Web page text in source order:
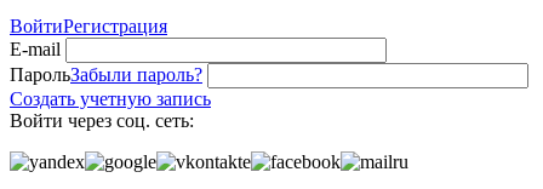
ВойтиРегистрация
E-mail
ПарольЗабыли пароль?
Создать учетную запись
Войти через соц. сеть: